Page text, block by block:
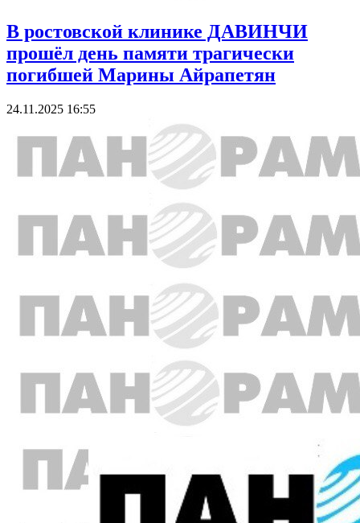
В ростовской клинике ДАВИНЧИ
прошёл день памяти трагически
погибшей Марины Айрапетян
24.11.2025 16:55